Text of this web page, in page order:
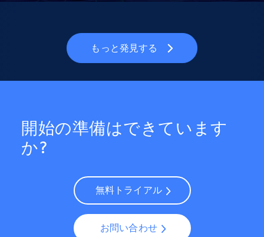
もっと発見する
開始の準備はできています
か?
無料トライアル
お問い合わせ